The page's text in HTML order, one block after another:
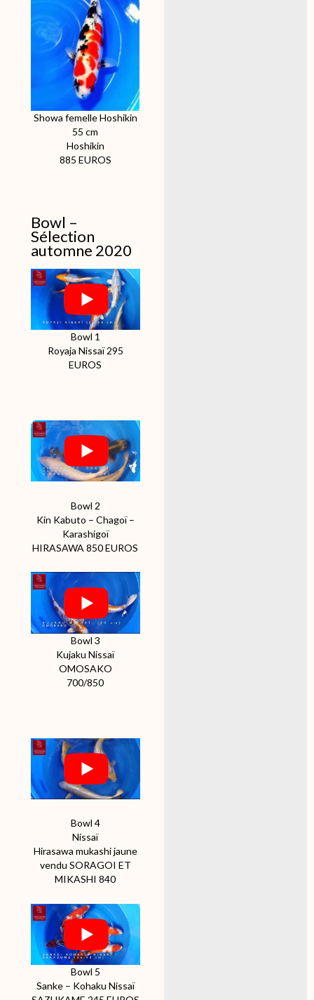
Showa femelle Hoshikin
55 cm
Hoshikin
885 EUROS
Bowl –
Sélection
automne 2020
Bowl 1
Royaja Nissaï 295
EUROS
Bowl 2
Kin Kabuto – Chagoï –
Karashigoï
HIRASAWA 850 EUROS
Bowl 3
Kujaku Nissaï
OMOSAKO
700/850
Bowl 4
Nissaï
Hirasawa mukashi jaune
vendu SORAGOI ET
MIKASHI 840
Bowl 5
Sanke – Kohaku Nissaï